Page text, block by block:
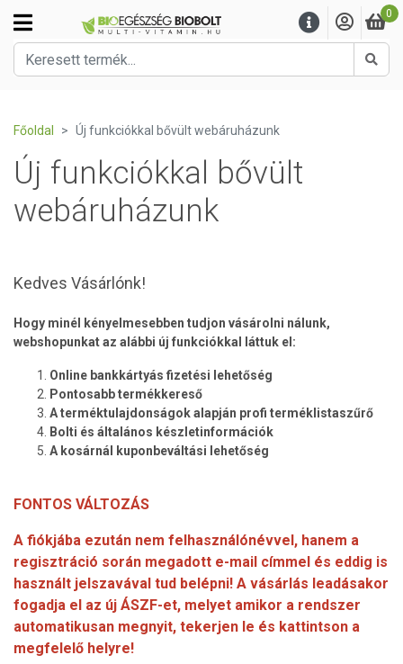
0
Főoldal Új funkciókkal bővült webáruházunk
Új funkciókkal bővült
webáruházunk
Kedves Vásárlónk!
Hogy minél kényelmesebben tudjon vásárolni nálunk,
webshopunkat az alábbi új funkciókkal láttuk el:
Online bankkártyás fizetési lehetőség
Pontosabb termékkereső
A terméktulajdonságok alapján profi terméklistaszűrő
Bolti és általános készletinformációk
A kosárnál kuponbeváltási lehetőség
FONTOS VÁLTOZÁS
A fiókjába ezután nem felhasználónévvel, hanem a
regisztráció során megadott e-mail címmel és eddig is
használt jelszavával tud belépni! A vásárlás leadásakor
fogadja el az új ÁSZF-et, melyet amikor a rendszer
automatikusan megnyit, tekerjen le és kattintson a
megfelelő helyre!